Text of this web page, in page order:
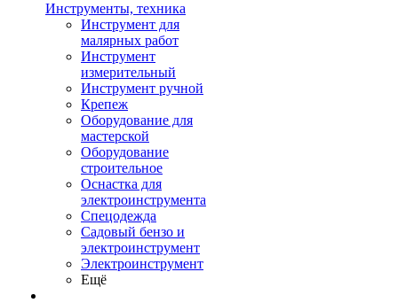
Инструменты, техника
Инструмент для
малярных работ
Инструмент
измерительный
Инструмент ручной
Крепеж
Оборудование для
мастерской
Оборудование
строительное
Оснастка для
электроинструмента
Спецодежда
Садовый бензо и
электроинструмент
Электроинструмент
Ещё